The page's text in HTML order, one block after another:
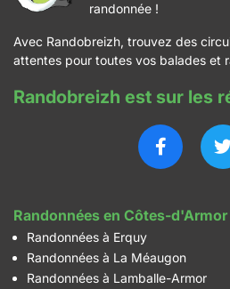
randonnée !
Avec Randobreizh, trouvez des
attentes pour toutes vos balades et
Randobreizh est sur les
Randonnées en Côtes-d'Armor
Randonnées à Erquy
Randonnées à La Méaugon
Randonnées à Lamballe-Armor